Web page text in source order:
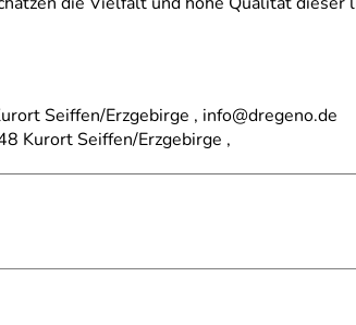
Seiffen/Erzgebirge , info@dregeno.de
Kurort Seiffen/Erzgebirge ,